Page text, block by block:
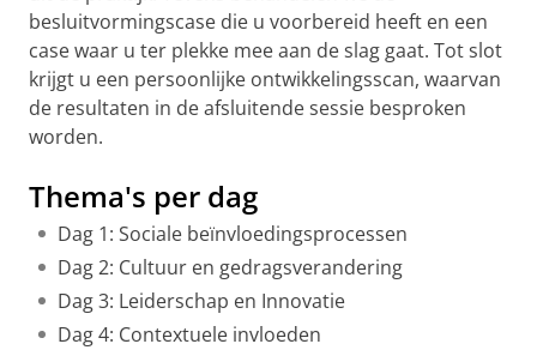
besluitvormingscase die u voorbereid heeft en een
case waar u ter plekke mee aan de slag gaat. Tot slot
krijgt u een persoonlijke ontwikkelingsscan, waarvan
de resultaten in de afsluitende sessie besproken
worden.
Thema's per dag
Dag 1: Sociale beïnvloedingsprocessen
Dag 2: Cultuur en gedragsverandering
Dag 3: Leiderschap en Innovatie
Dag 4: Contextuele invloeden